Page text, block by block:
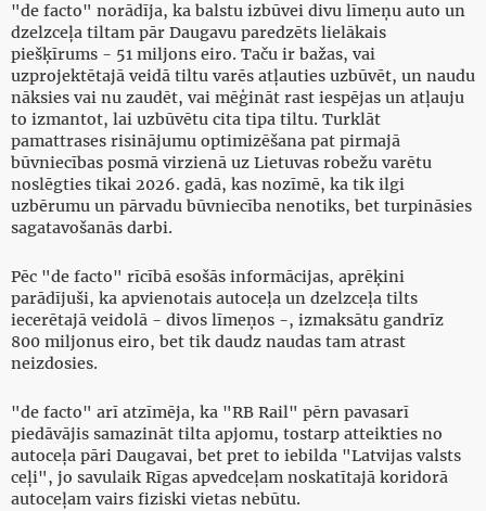
"de facto" norādīja, ka balstu izbūvei divu līmeņu auto un
dzelzceļa tiltam pār Daugavu paredzēts lielākais
piešķīrums - 51 miljons eiro. Taču ir bažas, vai
uzprojektētajā veidā tiltu varēs atļauties uzbūvēt, un naudu
nāksies vai nu zaudēt, vai mēģināt rast iespējas un atļauju
to izmantot, lai uzbūvētu cita tipa tiltu. Turklāt
pamattrases risinājumu optimizēšana pat pirmajā
būvniecības posmā virzienā uz Lietuvas robežu varētu
noslēgties tikai 2026. gadā, kas nozīmē, ka tik ilgi
uzbērumu un pārvadu būvniecība nenotiks, bet turpināsies
sagatavošanās darbi.
Pēc "de facto" rīcībā esošās informācijas, aprēķini
parādījuši, ka apvienotais autoceļa un dzelzceļa tilts
iecerētajā veidolā - divos līmeņos -, izmaksātu gandrīz
800 miljonus eiro, bet tik daudz naudas tam atrast
neizdosies.
"de facto" arī atzīmēja, ka "RB Rail" pērn pavasarī
piedāvājis samazināt tilta apjomu, tostarp atteikties no
autoceļa pāri Daugavai, bet pret to iebilda "Latvijas valsts
ceļi", jo savulaik Rīgas apvedceļam noskatītajā koridorā
autoceļam vairs fiziski vietas nebūtu.